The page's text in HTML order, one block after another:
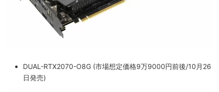
DUAL-RTX2070-O8G (市場想定価格9万9000円前後/10月26
日発売)